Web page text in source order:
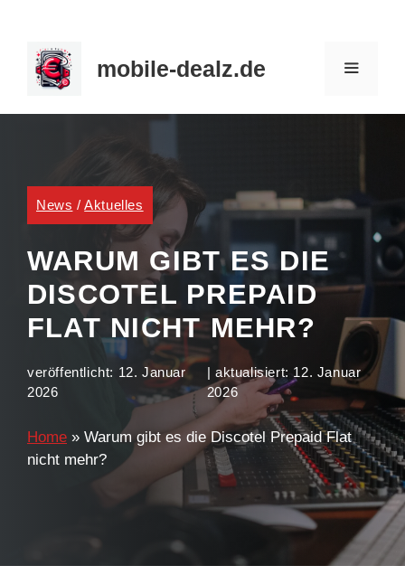
Inhalt
springen
mobile-dealz.de
News /Aktuelles
WARUM GIBT ES DIE
DISCOTEL PREPAID
FLAT NICHT MEHR?
veröffentlicht: 12. Januar
2026
| aktualisiert: 12. Januar
2026
Home » Warum gibt es die Discotel Prepaid Flat
nicht mehr?